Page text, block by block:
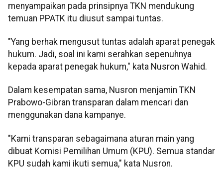
menyampaikan pada prinsipnya TKN mendukung
temuan PPATK itu diusut sampai tuntas.
"Yang berhak mengusut tuntas adalah aparat penegak
hukum. Jadi, soal ini kami serahkan sepenuhnya
kepada aparat penegak hukum," kata Nusron Wahid.
Dalam kesempatan sama, Nusron menjamin TKN
Prabowo-Gibran transparan dalam mencari dan
menggunakan dana kampanye.
"Kami transparan sebagaimana aturan main yang
dibuat Komisi Pemilihan Umum (KPU). Semua standar
KPU sudah kami ikuti semua," kata Nusron.